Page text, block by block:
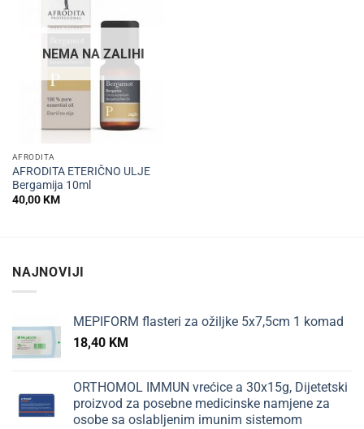
NEMA NA ZALIHI
AFRODITA
AFRODITA ETERIČNO ULJE
Bergamija 10ml
40,00KM
NAJNOVIJI
MEPIFORM flasteri za ožiljke 5x7,5cm 1 komad
18,40 KM
ORTHOMOL IMMUN vrećice a 30x15g, Dijetetski
proizvod za posebne medicinske namjene za
osobe sa oslabljenim imunim sistemom